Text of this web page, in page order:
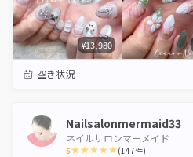
¥13,980
空き状況
Nailsalonmermaid33
ネイルサロンマーメイド
5 (147件)